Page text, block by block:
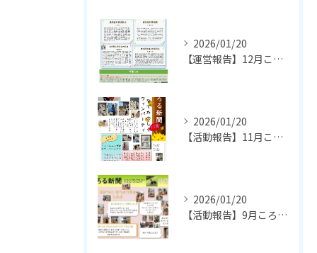
2026/01/20
【運営報告】12月ころる通信
2026/01/20
【活動報告】11月ころる新聞
2026/01/20
【活動報告】9月ころる新聞